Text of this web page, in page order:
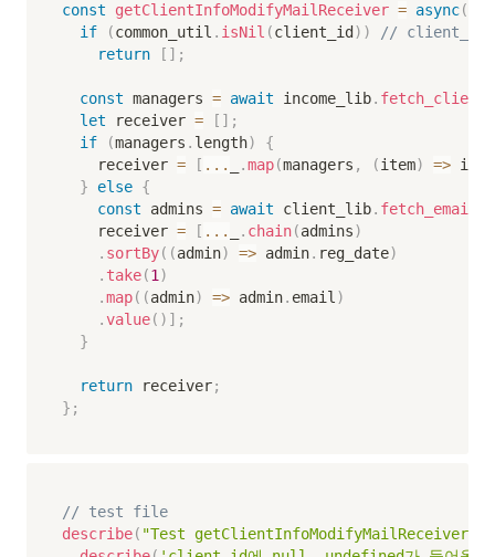
const
getClientInfoModifyMailReceiver = async(
if
(common_util . isNil (client_id ) )
// client_id가
return
[ ] ;
const managers = await income_lib.
let receiver = [ ] ;
if
(managers . length)
{
    receiver
= [ ... .map(managers , (item) => item
}
else {
const admins = await client_lib.
    receiver
= [ ... . chain(admins)
. sortBy( (admin) => admin. reg_date)
. take(1 )
.map( (admin) => admin. email )
.value( ) ] ;
}
return receiver;
} ;
// test file
describe( "Test getClientInfoModifyMailReceiver(),